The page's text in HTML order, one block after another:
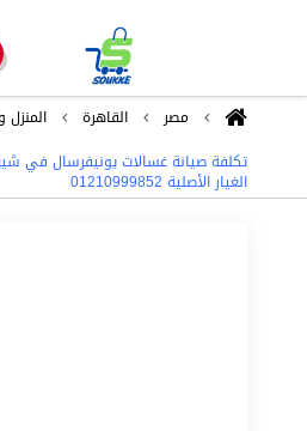
مصر القاهرة المنزل
تكلفة صيانة غسالات يونيفرسال في
الغيار الأصلية 01210999852